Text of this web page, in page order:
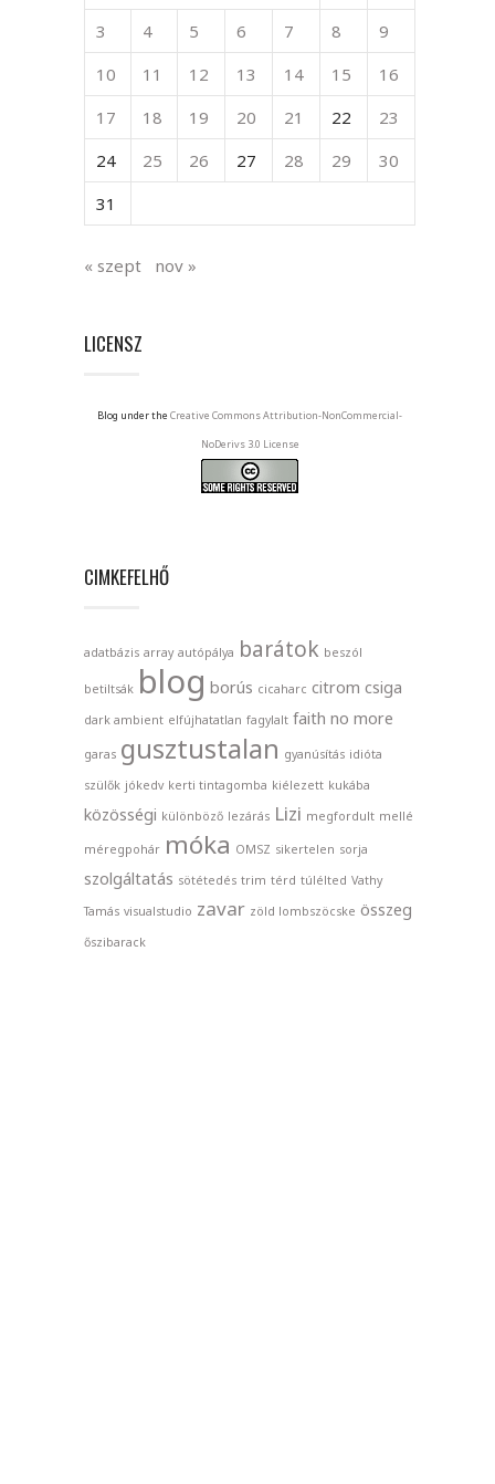
3
4 5 6 7 8
9
10
11 12 13 14 15
16
17
18 19 20 21 22
23
24
25 26 27 28 29
30
31
« szept nov »
LICENSZ
Blog under the Creative Commons Attribution-NonCommercial-
NoDerivs 3.0 License
CIMKEFELHŐ
adatbázis array autópálya barátok beszól
betiltsák blog borús cicaharc citrom csiga
dark ambient elfújhatatlan fagylalt faith no more
garas gusztustalan gyanúsítás idióta
szülők jókedv kerti tintagomba kiélezett kukába
közösségi különböző lezárás Lizi megfordult mellé
méregpohár móka OMSZ sikertelen sorja
szolgáltatás sötétedés trim térd túlélted Vathy
Tamás visualstudio zavar zöld lombszöcske összeg
őszibarack